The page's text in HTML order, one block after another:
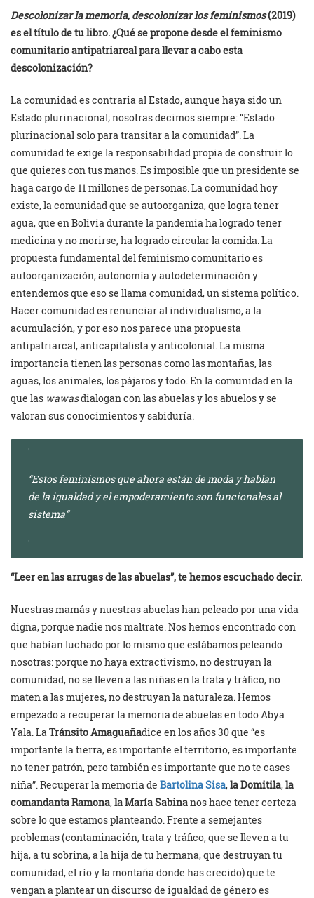
Descolonizar la memoria, descolonizar los feminismos(2019)
es el título de tu libro. ¿Qué se propone desde el feminismo
comunitario antipatriarcal para llevar a cabo esta
descolonización?
La comunidad es contraria al Estado, aunque haya sido un
Estado plurinacional; nosotras decimos siempre: “Estado
plurinacional solo para transitar a la comunidad”. La
comunidad te exige la responsabilidad propia de construir lo
que quieres con tus manos. Es imposible que un presidente se
haga cargo de 11 millones de personas. La comunidad hoy
existe, la comunidad que se autoorganiza, que logra tener
agua, que en Bolivia durante la pandemia ha logrado tener
medicina y no morirse, ha logrado circular la comida. La
propuesta fundamental del feminismo comunitario es
autoorganización, autonomía y autodeterminación y
entendemos que eso se llama comunidad, un sistema político.
Hacer comunidad es renunciar al individualismo, a la
acumulación, y por eso nos parece una propuesta
antipatriarcal, anticapitalista y anticolonial. La misma
importancia tienen las personas como las montañas, las
aguas, los animales, los pájaros y todo. En la comunidad en la
que las wawasdialogan con las abuelas y los abuelos y se
valoran sus conocimientos y sabiduría.
“Estos feminismos que ahora están de moda y hablan
de la igualdad y el empoderamiento son funcionales al
sistema”
“Leer en las arrugas de las abuelas”, te hemos escuchado decir.
Nuestras mamás y nuestras abuelas han peleado por una vida
digna, porque nadie nos maltrate. Nos hemos encontrado con
que habían luchado por lo mismo que estábamos peleando
nosotras: porque no haya extractivismo, no destruyan la
comunidad, no se lleven a las niñas en la trata y tráfico, no
maten a las mujeres, no destruyan la naturaleza. Hemos
empezado a recuperar la memoria de abuelas en todo Abya
Yala. LaTránsito Amaguañadice en los años 30 que “es
importante la tierra, es importante el territorio, es importante
no tener patrón, pero también es importante que no te cases
niña”. Recuperar la memoria de Bartolina Sisa,la Domitila,la
comandanta Ramona,la María Sabinanos hace tener certeza
sobre lo que estamos planteando. Frente a semejantes
problemas (contaminación, trata y tráfico, que se lleven a tu
hija, a tu sobrina, a la hija de tu hermana, que destruyan tu
comunidad, el río y la montaña donde has crecido) que te
vengan a plantear un discurso de igualdad de género es